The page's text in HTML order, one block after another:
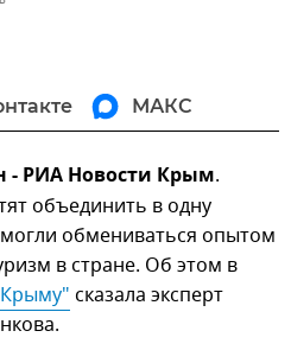
МАКС
РИА Новости Крым.
объединить в одну
обмениваться опытом
в стране. Об этом в
сказала эксперт